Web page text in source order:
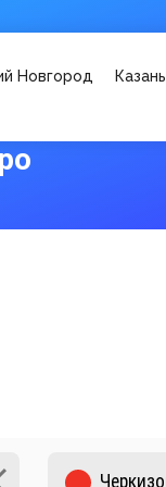
Новгород Казань